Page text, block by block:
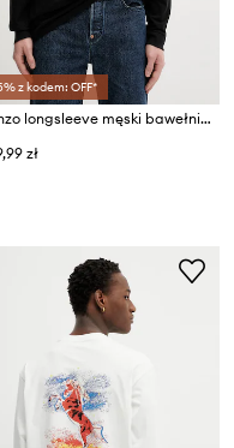
z kodem: OFF*
Kenzo longsleeve męski bawełniany
zł